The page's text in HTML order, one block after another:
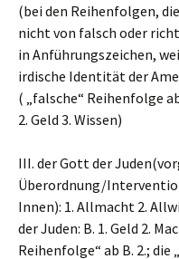
(bei den Reihenfolgen,
nicht von falsch oder
in Anführungszeichen,
irdische Identität der
( „falsche“ Reihenfolge
2. Geld 3. Wissen)
III. der Gott der
Überordnung/
Innen): 1. Allmacht 2.
der Juden: B. 1. Geld 2.
Reihenfolge“ ab B. 2.; die